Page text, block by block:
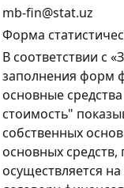
mb-fin@stat.uz
Форма
В соответствии с
заполнения форм
основные
стоимость"
собственных
основных
осуществляется